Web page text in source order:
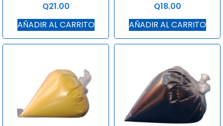
Q21.00
AÑADIR AL CARRITO
Q18.00
AÑADIR AL CARRITO